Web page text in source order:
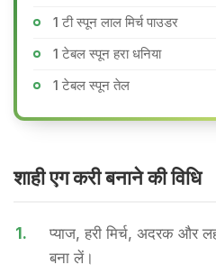
1 टी स्पून लाल मिर्च पाउडर
1 टेबल स्पून हरा धनिया
1 टेबल स्पून तेल
शाही एग करी बनाने की वि​धि
1.
प्याज, हरी मिर्च, अदरक और
बना लें।